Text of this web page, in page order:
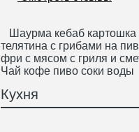
Шаурма кебаб
телятина с грибами на
фри с мясом с гриля и
Чай кофе пиво соки воды
Кухня